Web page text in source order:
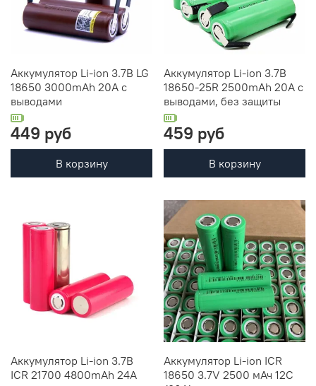
Аккумулятор Li-ion 3.7В LG
18650 3000mAh 20A c
выводами
449 руб
В корзину
Аккумулятор Li-ion 3.7В
18650-25R 2500mAh 20A с
выводами, без защиты
459 руб
В корзину
Аккумулятор Li-ion 3.7В
ICR 21700 4800mAh 24А
Аккумулятор Li-ion ICR
18650 3.7V 2500 мАч 12С